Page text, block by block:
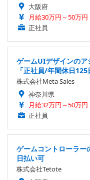
大阪府
月給30万円～50万円
正社員
ゲームUIデザインのア
「正社員/年間休日
株式会社Meta Sales
神奈川県
月給32万円～50万円
正社員
ゲームコントローラ
日払い可
株式会社Tetote